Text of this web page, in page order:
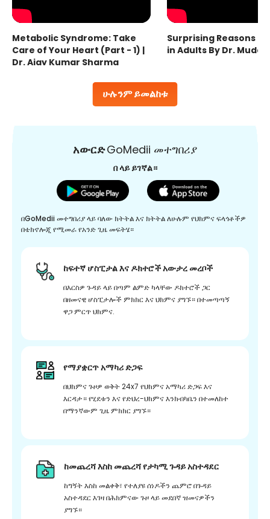
ሁሉንም ይመልከቱ
Metabolic Syndrome: Take
Care of Your Heart (Part - 1) |
Dr. Ajay Kumar Sharma
Surprising Reasons
in Adults By Dr.
አውርድGoMedii መተግበሪያ
በ ላይ ይገኛል።
በGoMedii መተግበሪያ ላይ ባለው ክትትል እና ክትትል ለሁሉም የህክምና ፍላጎቶችዎ
በቴክኖሎጂ የሚመራ የአንድ ጊዜ መፍትሄ።
ከፍተኛ ሆስፒታል እና ዶክተሮች አውታረ መረቦች
በእርስዎ ጉዳይ ላይ በጣም ልምድ ካላቸው ዶክተሮች ጋር
በዘመናዊ ሆስፒታሎች ምክክር እና ህክምና ያግኙ። በተመጣጣኝ
ዋጋ ምርጥ ህክምና.
የማያቋርጥ አማካሪ ድጋፍ
በህክምና ጉዞዎ ወቅት 24x7 የህክምና አማካሪ ድጋፍ እና
እርዳታ። የሂደቱን እና የድህረ-ህክምና እንክብካቤን በተመለከተ
በማንኛውም ጊዜ ምክክር ያግኙ።
ከመጨረሻ እስከ መጨረሻ የታካሚ ጉዳይ አስተዳደር
ከግኝት እስከ መልቀቅ፣ የተለያዩ ሰነዶችን ጨምሮ በጉዳይ
አስተዳደር እገዛ በሕክምናው ጉዞ ላይ መደበኛ ዝመናዎችን
ያግኙ።